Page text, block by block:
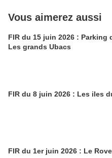
Vous aimerez aussi
FIR du 15 juin 2026 :
Les grands Ubacs
FIR du 8 juin 2026 : Les iles
FIR du 1er juin 2026 : Le